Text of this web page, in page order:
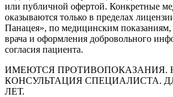
или публичной офертой. Конкретные
оказываются только в пределах
Панацея», по медицинским показаниям,
врача и оформления добровольного
согласия пациента.
ИМЕЮТСЯ ПРОТИВОПОКАЗАНИЯ.
КОНСУЛЬТАЦИЯ СПЕЦИАЛИСТА.
ЛЕТ.